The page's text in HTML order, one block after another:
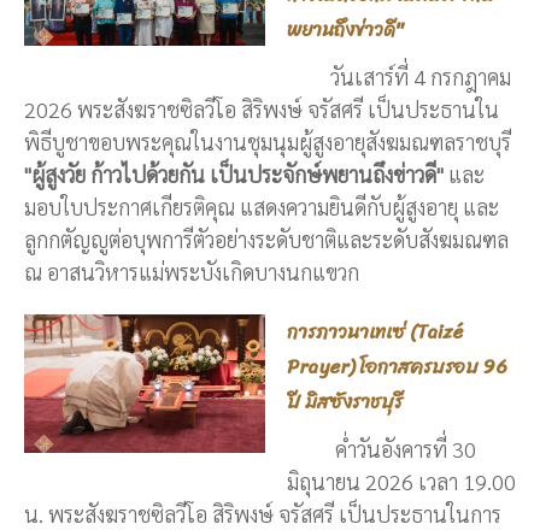
พยานถึงข่าวดี"
วันเสาร์ที่ 4 กรกฎาคม
2026 พระสังฆราชซิลวีโอ สิริพงษ์ จรัสศรี เป็นประธานใน
พิธีบูชาขอบพระคุณในงานชุมนุมผู้สูงอายุสังฆมณฑลราชบุรี
"ผู้สูงวัย ก้าวไปด้วยกัน เป็นประจักษ์พยานถึงข่าวดี" และ
มอบใบประกาศเกียรติคุณ แสดงความยินดีกับผู้สูงอายุ และ
ลูกกตัญญูต่อบุพการีตัวอย่างระดับชาติและระดับสังฆมณฑล
ณ อาสนวิหารแม่พระบังเกิดบางนกแขวก
การภาวนาเทเซ่ (Taizé
Prayer) โอกาสครบรอบ 96
ปี มิสซังราชบุรี
ค่ำวันอังคารที่ 30
มิถุนายน 2026 เวลา 19.00
น. พระสังฆราชซิลวีโอ สิริพงษ์ จรัสศรี เป็นประธานในการ